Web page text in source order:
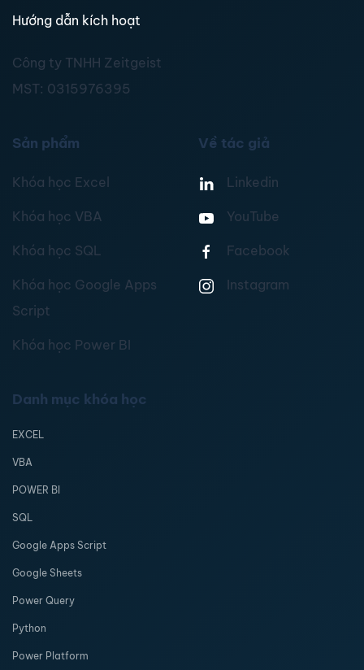
Hướng dẫn kích hoạt
Công ty TNHH Zeitgeist
MST: 0315976395
Sản phẩm
Khóa học Excel
Khóa học VBA
Khóa học SQL
Khóa học Google Apps
Script
Khóa học Power BI
Về tác giả
Linkedin
YouTube
Facebook
Instagram
Danh mục khóa học
EXCEL
VBA
POWER BI
SQL
Google Apps Script
Google Sheets
Power Query
Python
Power Platform